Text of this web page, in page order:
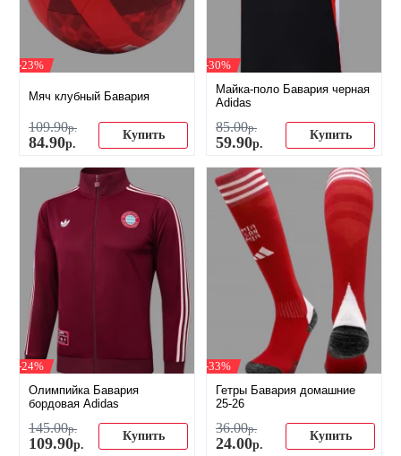
-23%
Мяч клубный Бавария
109.90р.
84.90р.
Купить
-30%
Майка-поло Бавария черная
Adidas
85.00р.
59.90р.
Купить
-24%
Олимпийка Бавария
бордовая Adidas
145.00р.
109.90р.
Купить
-33%
Гетры Бавария домашние
25-26
36.00р.
24.00р.
Купить